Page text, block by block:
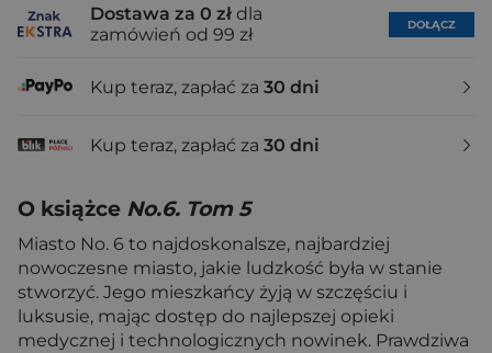
Dostawa za 0 zł dla
zamówień od 99 zł
DOŁĄCZ
Kup teraz, zapłać za 30 dni
Kup teraz, zapłać za 30 dni
O książce No.6. Tom 5
Miasto No. 6 to najdoskonalsze, najbardziej
nowoczesne miasto, jakie ludzkość była w stanie
stworzyć. Jego mieszkańcy żyją w szczęściu i
luksusie, mając dostęp do najlepszej opieki
medycznej i technologicznych nowinek. Prawdziwa